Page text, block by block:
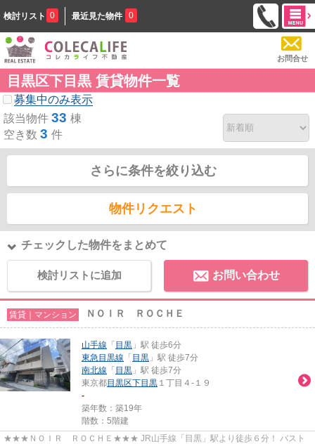
検討リスト 0 最近見た物件 0
お問合せ
目黒区下目黒 賃貸物件一覧
募集中のみ表示
該当物件 33 棟
空き数 3 件
さらに条件を絞り込む
物件リクエスト
チェックした物件をまとめて
検討リストに追加 お問い合わせ
賃貸｜マンション ＮＯＩＲ ＲＯＣＨＥ
山手線 「 目黒 」駅 徒歩6分
東急目黒線 「 目黒 」駅 徒歩7分
南北線 「 目黒 」駅 徒歩7分
東京都目黒区下目黒 １丁目４-１９
-
築年数：築19年
階数：5階建
★★★ＮＯＩＲ ＲＯＣＨＥ★★★ JR山手線「目黒」駅より徒歩６分！ バスト